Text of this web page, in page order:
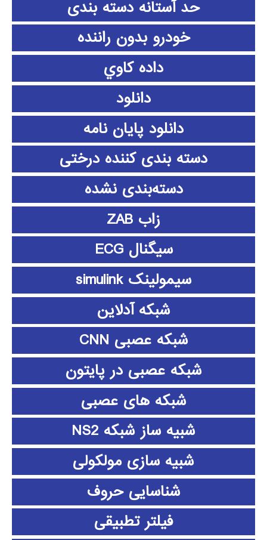
حد آستانه دسته بندی
خودرو بدون راننده
داده كاوي
دانلود
دانلود پايان نامه
دسته بندی کننده درختی
دسته‌بندی نشده
زاب ZAB
سیگنال ECG
سیمولینک simulink
شبکه آدلاین
شبکه عصبی CNN
شبکه عصبی در پایتون
شبکه های عصبی
شبیه ساز شبکه NS2
شبیه سازی مولکولی
شناسایی حروف
فیلتر تطبیقی